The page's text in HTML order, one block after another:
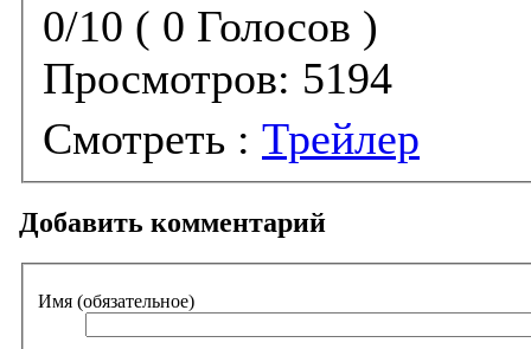
0/10 ( 0 Голосов )
Просмотров: 5194
Смотреть : Трейлер
Добавить комментарий
Имя (обязательное)